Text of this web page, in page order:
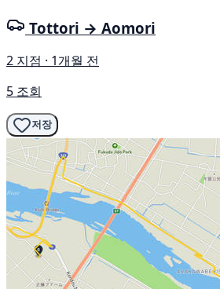
Tottori → Aomori
2 지점 · 1개월 전
5 조회
저장